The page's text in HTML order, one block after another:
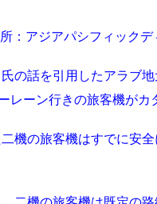
アジアパシフィックデ
の話を引用したアラブ
ーン行きの旅客機がカ
機の旅客機はすでに安